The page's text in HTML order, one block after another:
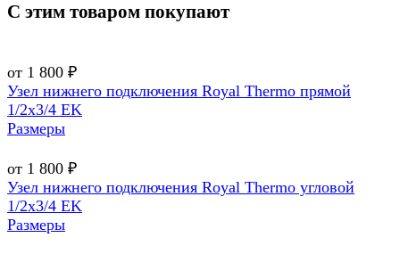
С этим товаром покупают
от 1 800 ₽
Узел нижнего подключения Royal Thermo прямой
1/2х3/4 EK
Размеры
от 1 800 ₽
Узел нижнего подключения Royal Thermo угловой
1/2х3/4 EK
Размеры